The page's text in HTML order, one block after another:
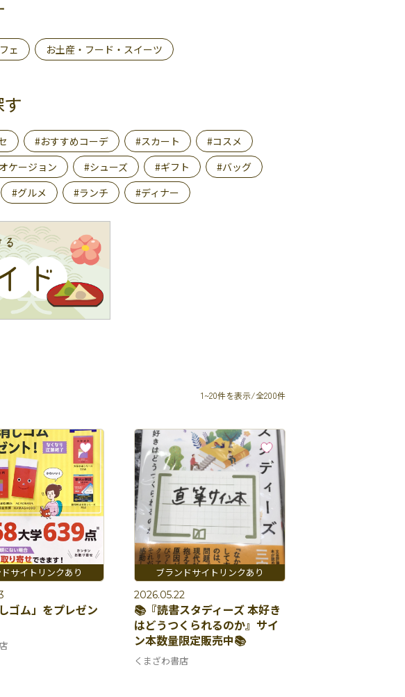
ェ お土産・フード・スイーツ
#おすすめコーデ #スカート
#コスメ
ケージョン #シューズ #ギフト
#バッグ
#グルメ #ランチ #ディナー
1~20件を表示/全200件
ゴム」をプレゼン
2026.05.22
📚『読書スタディーズ 本好き
はどうつくられるのか』サイ
ン本数量限定販売中📚
くまざわ書店